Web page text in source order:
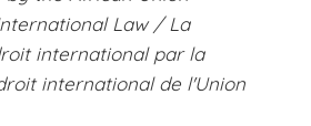
Law/ La
international par la
international de l'Union